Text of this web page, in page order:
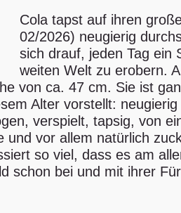
Cola tapst auf ihren
02/2026) neugierig
sich drauf, jeden Tag ein
weiten Welt zu erobern.
von ca. 47 cm. Sie ist
Alter vorstellt:
verspielt, tapsig, von
und vor allem natürlich
so viel, dass es am
schon bei und mit ihrer